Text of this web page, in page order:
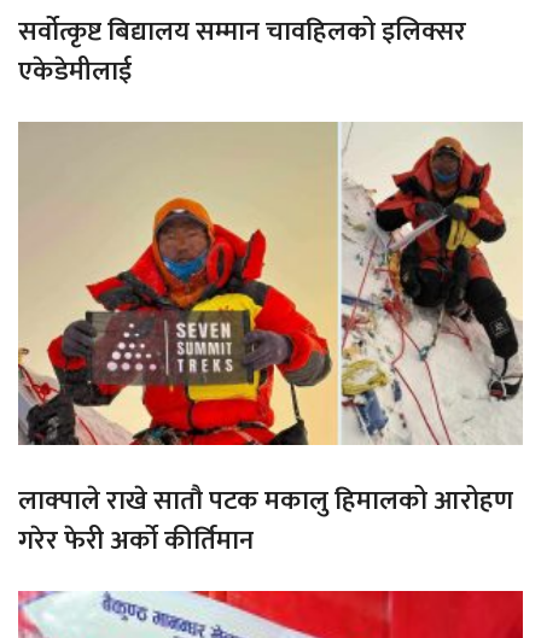
सर्वोत्कृष्ट बिद्यालय सम्मान चावहिलको इलिक्सर
एकेडेमीलाई
लाक्पाले राखे सातौ पटक मकालु हिमालको आरोहण
गरेर फेरी अर्को कीर्तिमान